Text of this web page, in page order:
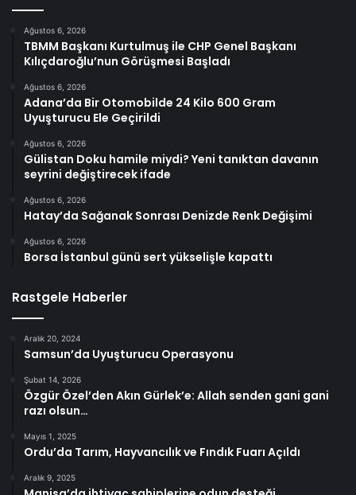
Ağustos 6, 2026
TBMM Başkanı Kurtulmuş ile CHP Genel Başkanı
Kılıçdaroğlu’nun Görüşmesi Başladı
Ağustos 6, 2026
Adana’da Bir Otomobilde 24 Kilo 600 Gram
Uyuşturucu Ele Geçirildi
Ağustos 6, 2026
Gülistan Doku hamile miydi? Yeni tanıktan davanın
seyrini değiştirecek ifade
Ağustos 6, 2026
Hatay’da Sağanak Sonrası Denizde Renk Değişimi
Ağustos 6, 2026
Borsa İstanbul günü sert yükselişle kapattı
Rastgele Haberler
Aralık 20, 2024
Samsun’da Uyuşturucu Operasyonu
Şubat 14, 2026
Özgür Özel’den Akın Gürlek’e: Allah senden gani gani
razı olsun…
Mayıs 1, 2025
Ordu’da Tarım, Hayvancılık ve Fındık Fuarı Açıldı
Aralık 9, 2025